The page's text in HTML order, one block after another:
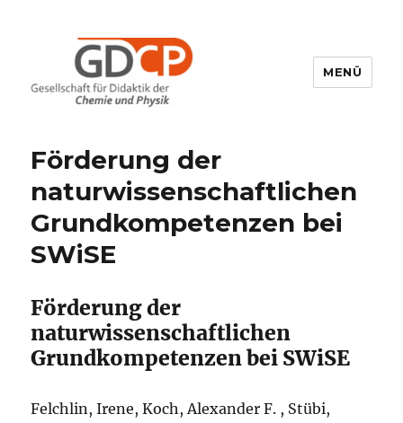
MENÜ
Förderung der
naturwissenschaftlichen
Grundkompetenzen bei
SWiSE
Förderung der
naturwissenschaftlichen
Grundkompetenzen bei SWiSE
Felchlin, Irene, Koch, Alexander F. , Stübi,